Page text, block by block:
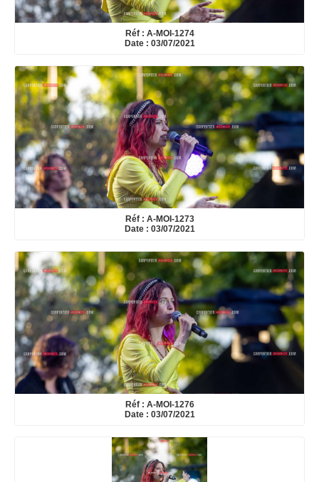
Réf : A-MOI-1274
Date : 03/07/2021
Réf : A-MOI-1273
Date : 03/07/2021
Réf : A-MOI-1276
Date : 03/07/2021